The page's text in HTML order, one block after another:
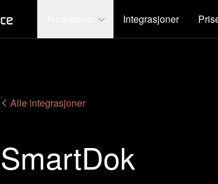
Integrasjoner
Alle integrasjoner
SmartDok